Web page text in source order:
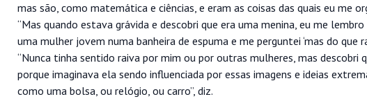
mas são, como matemática e ciências, e eram as coisas das quais eu me
“Mas quando estava grávida e descobri que era uma menina, eu me
uma mulher jovem numa banheira de espuma e me perguntei ‘mas do que
“Nunca tinha sentido raiva por mim ou por outras mulheres, mas
porque imaginava ela sendo influenciada por essas imagens e ideias
como uma bolsa, ou relógio, ou carro”, diz.